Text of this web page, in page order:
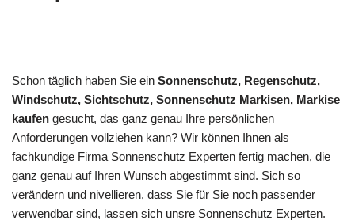
Schon täglich haben Sie ein Sonnenschutz, Regenschutz,
Windschutz, Sichtschutz, Sonnenschutz Markisen, Markise
kaufen gesucht, das ganz genau Ihre persönlichen
Anforderungen vollziehen kann? Wir können Ihnen als
fachkundige Firma Sonnenschutz Experten fertig machen, die
ganz genau auf Ihren Wunsch abgestimmt sind. Sich so
verändern und nivellieren, dass Sie für Sie noch passender
verwendbar sind, lassen sich unsre Sonnenschutz Experten.